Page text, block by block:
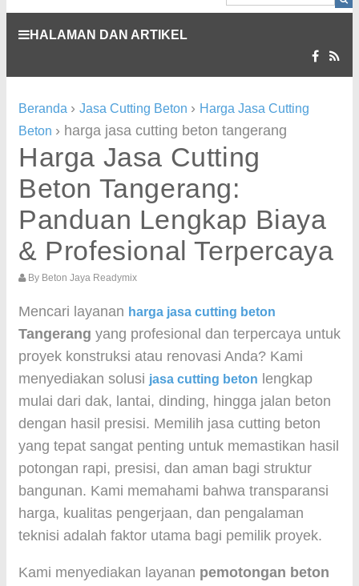
HALAMAN DAN ARTIKEL
Beranda › Jasa Cutting Beton › Harga Jasa Cutting
Beton › harga jasa cutting beton tangerang
Harga Jasa Cutting
Beton Tangerang:
Panduan Lengkap Biaya
& Profesional Terpercaya
By Beton Jaya Readymix
Mencari layanan harga jasa cutting beton
Tangerang yang profesional dan terpercaya untuk
proyek konstruksi atau renovasi Anda? Kami
menyediakan solusi jasa cutting beton lengkap
mulai dari dak, lantai, dinding, hingga jalan beton
dengan hasil presisi. Memilih jasa cutting beton
yang tepat sangat penting untuk memastikan hasil
potongan rapi, presisi, dan aman bagi struktur
bangunan. Kami memahami bahwa transparansi
harga, kualitas pengerjaan, dan pengalaman
teknisi adalah faktor utama bagi pemilik proyek.
Kami menyediakan layanan pemotongan beton